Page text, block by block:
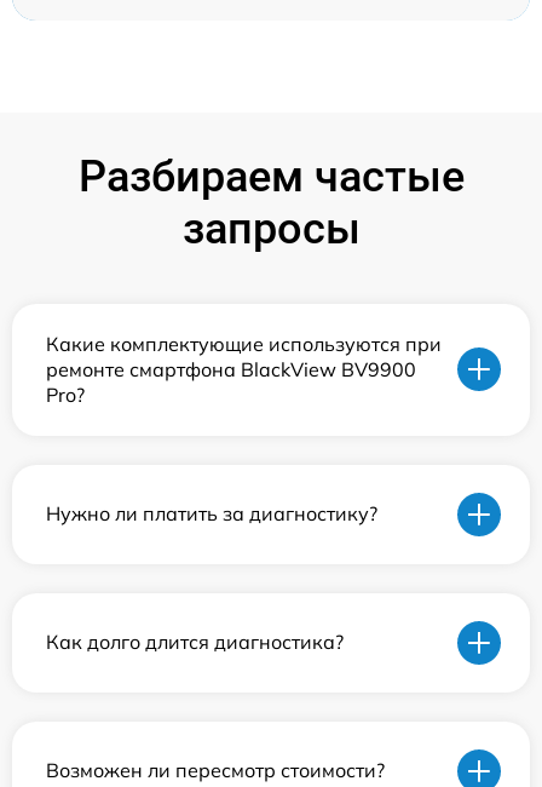
Разбираем частые
запросы
Какие комплектующие используются при
ремонте смартфона BlackView BV9900
Pro?
Нужно ли платить за диагностику?
Как долго длится диагностика?
Возможен ли пересмотр стоимости?